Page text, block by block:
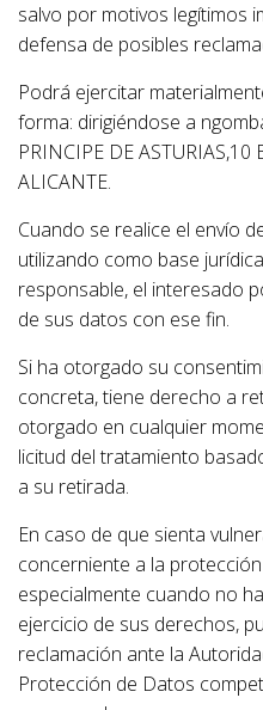
salvo por motivos legítimos
defensa de posibles
Podrá ejercitar
forma: dirigiéndose a
PRINCIPE DE ASTURIAS,10
ALICANTE.
Cuando se realice el envío
utilizando como base
responsable, el interesado
de sus datos con ese fin.
Si ha otorgado su
concreta, tiene derecho a
otorgado en cualquier
licitud del tratamiento
a su retirada.
En caso de que sienta
concerniente a la
especialmente cuando no
ejercicio de sus derechos,
reclamación ante la
Protección de Datos